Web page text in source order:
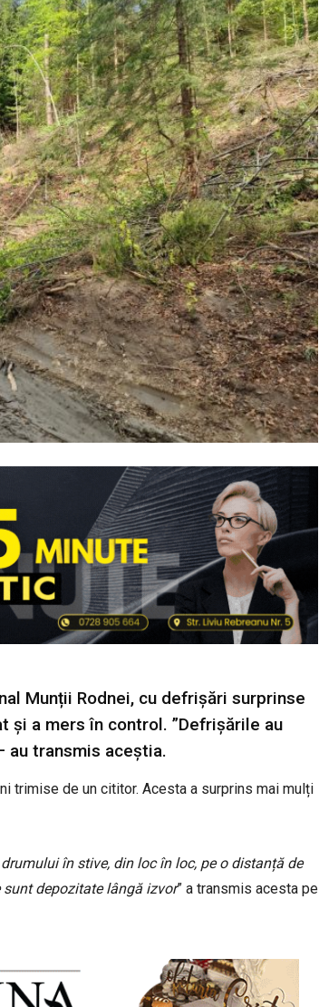
Munții Rodnei, cu defrișări surprinse
și a mers în control. ”Defrișările au
au transmis aceștia.
trimise de un cititor. Acesta a surprins mai mulți
în stive, din loc în loc, pe o distanță de
depozitate lângă izvor” a transmis acesta pe